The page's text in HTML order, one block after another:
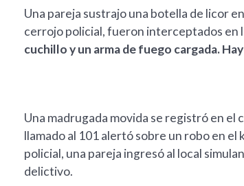
Una pareja sustrajo una botella de licor
cerrojo policial, fueron interceptados en
cuchillo y un arma de fuego cargada.
Una madrugada movida se registró en el
llamado al 101 alertó sobre un robo en
policial, una pareja ingresó al local
delictivo.